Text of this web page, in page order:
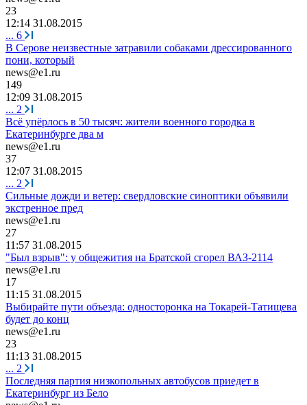
23
12:14 31.08.2015
... 6
В Серове неизвестные затравили собаками дрессированного
пони, который
news@e1.ru
149
12:09 31.08.2015
... 2
Всё упёрлось в 50 тысяч: жители военного городка в
Екатеринбурге два м
news@e1.ru
37
12:07 31.08.2015
... 2
Сильные дожди и ветер: свердловские синоптики объявили
экстренное пред
news@e1.ru
27
11:57 31.08.2015
"Был взрыв": у общежития на Братской сгорел ВАЗ-2114
news@e1.ru
17
11:15 31.08.2015
Выбирайте пути объезда: односторонка на Токарей-Татищева
будет до конц
news@e1.ru
23
11:13 31.08.2015
... 2
Последняя партия низкопольных автобусов приедет в
Екатеринбург из Бело